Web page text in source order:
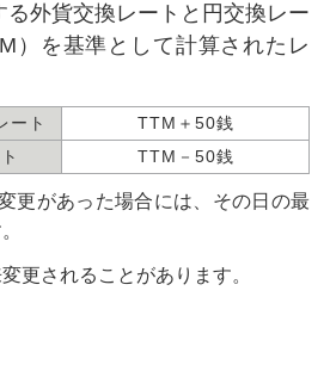
外貨交換レートと円交換レー
）を基準として計算されたレ
ート
TTM＋50銭
TTM－50銭
更があった場合には、その日の最
更されることがあります。